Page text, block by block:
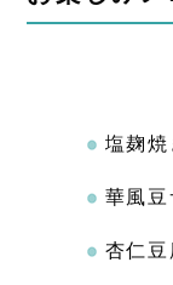
塩麹焼
華風
杏仁豆